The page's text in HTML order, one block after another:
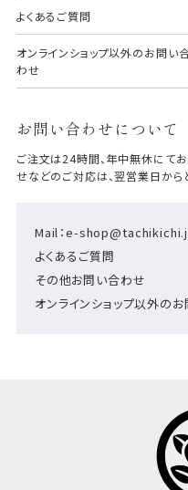
よくあるご質問
オンラインショップ以外のお問い
わせ
お問い合わせについて
Mail：e-
よくあるご質問
その他お問い合わせ
オンラインショップ以外の
ご注文は24時間、年中無休にてお
せなどのご対応は、翌営業日から